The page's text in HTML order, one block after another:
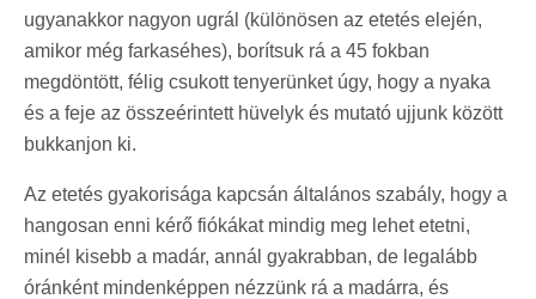
ugyanakkor nagyon ugrál (különösen az etetés elején,
amikor még farkaséhes), borítsuk rá a 45 fokban
megdöntött, félig csukott tenyerünket úgy, hogy a nyaka
és a feje az összeérintett hüvelyk és mutató ujjunk között
bukkanjon ki.
Az etetés gyakorisága kapcsán általános szabály, hogy a
hangosan enni kérő fiókákat mindig meg lehet etetni,
minél kisebb a madár, annál gyakrabban, de legalább
óránként mindenképpen nézzünk rá a madárra, és